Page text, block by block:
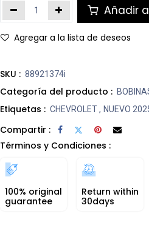
Añadir
Agregar a la lista de deseos
SKU : 88921374i
Categoría del producto :
Etiquetas : CHEVROLET, NUEVO
Compartir :
Términos y Condiciones :
100% original
guarantee
Return within
30days